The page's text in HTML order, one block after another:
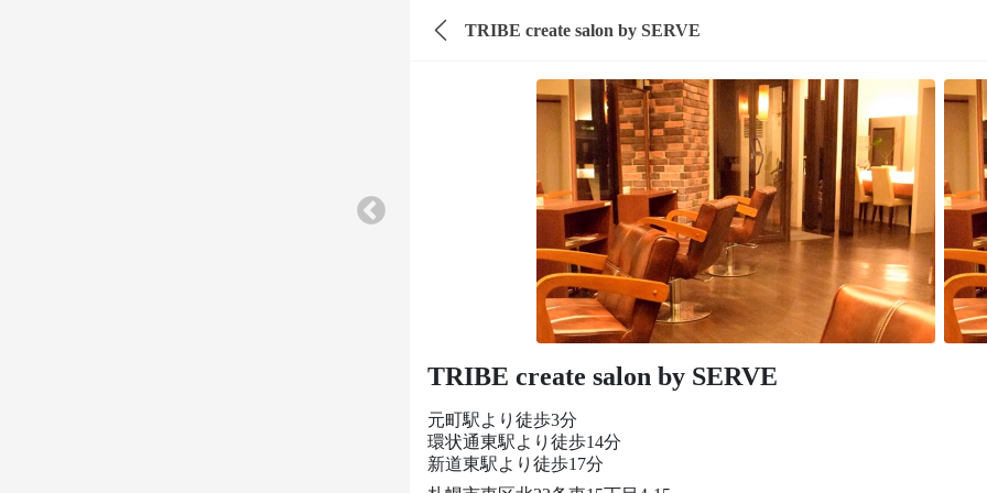
TRIBE create salon by SERVE
TRIBE create salon by SERVE
元町駅より徒歩3分
環状通東駅より徒歩14分
新道東駅より徒歩17分